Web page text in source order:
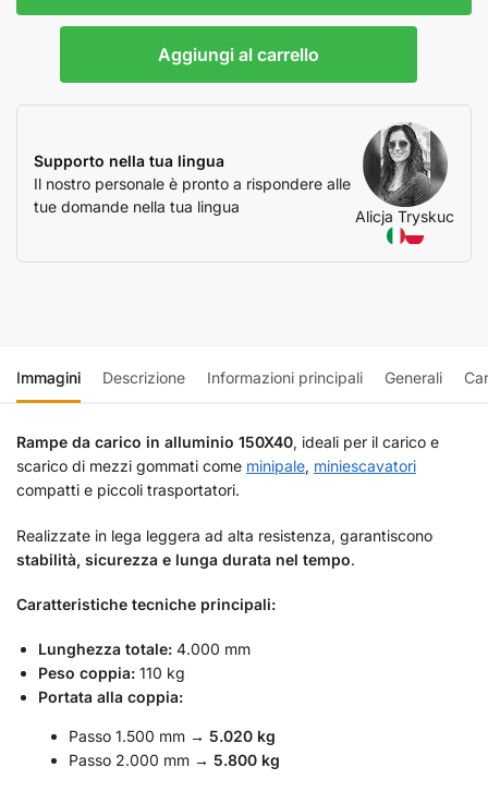
Aggiungi al carrello
Supporto nella tua lingua
Il nostro personale è pronto a rispondere alle
tue domande nella tua lingua
Alicja Tryskuc
Immagini Descrizione Informazioni principali Generali
Rampe da carico in alluminio 150X40, ideali per il carico e
scarico di mezzi gommati come minipale, miniescavatori
compatti e piccoli trasportatori.
Realizzate in lega leggera ad alta resistenza, garantiscono
stabilità, sicurezza e lunga durata nel tempo.
Caratteristiche tecniche principali:
Lunghezza totale: 4.000 mm
Peso coppia: 110 kg
Portata alla coppia:
Passo 1.500 mm → 5.020 kg
Passo 2.000 mm → 5.800 kg